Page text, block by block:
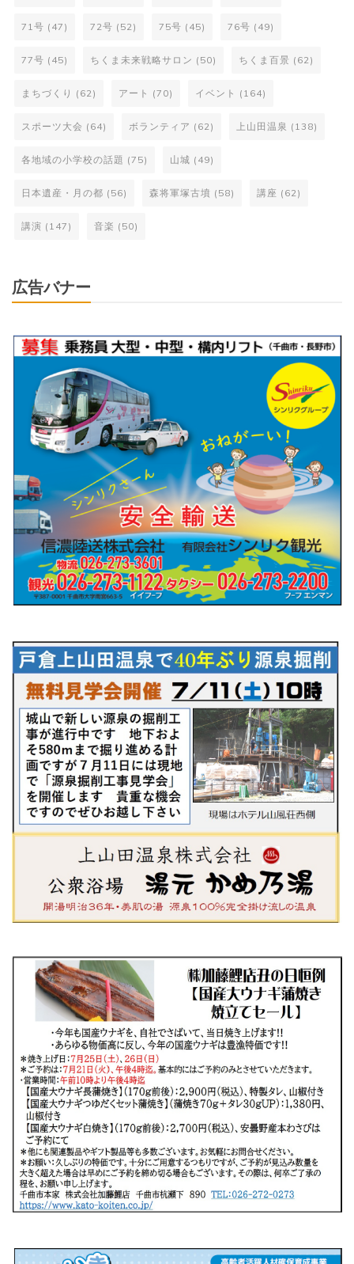
71号 (47) 72号 (52) 75号 (45) 76号 (49)
77号 (45) ちくま未来戦略サロン (50) ちくま百景 (62)
まちづくり (62) アート (70) イベント (164)
スポーツ大会 (64) ボランティア (62) 上山田温泉 (138)
各地域の小学校の話題 (75) 山城 (49)
日本遺産・月の都 (56) 森将軍塚古墳 (58) 講座 (62)
講演 (147) 音楽 (50)
広告バナー